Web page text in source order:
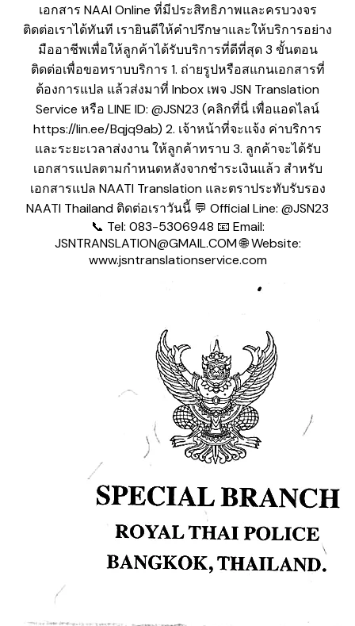
เอกสาร NAAI Online ที่มีประสิทธิภาพและครบวงจร
ติดต่อเราได้ทันที เรายินดีให้คำปรึกษาและให้บริการอย่าง
มืออาชีพเพื่อให้ลูกค้าได้รับบริการที่ดีที่สุด 3 ขั้นตอน
ติดต่อเพื่อขอทราบบริการ 1. ถ่ายรูปหรือสแกนเอกสารที่
ต้องการแปล แล้วส่งมาที่ Inbox เพจ JSN Translation
Service หรือ LINE ID: @JSN23 (คลิกที่นี่ เพื่อแอดไลน์
https://lin.ee/Bqjq9ab) 2. เจ้าหน้าที่จะแจ้ง ค่าบริการ
และระยะเวลาส่งงาน ให้ลูกค้าทราบ 3. ลูกค้าจะได้รับ
เอกสารแปลตามกำหนดหลังจากชำระเงินแล้ว สำหรับ
เอกสารแปล NAATI Translation และตราประทับรับรอง
NAATI Thailand ติดต่อเราวันนี้ 💬 Official Line: @JSN23
📞 Tel: 083-5306948 📧 Email:
JSNTRANSLATION@GMAIL.COM 🌐 Website:
www.jsntranslationservice.com